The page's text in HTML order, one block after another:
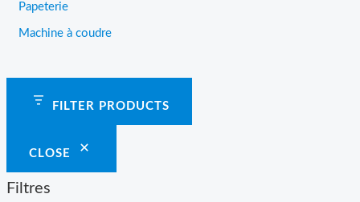
Papeterie
Machine à coudre
FILTER PRODUCTS
CLOSE
Filtres